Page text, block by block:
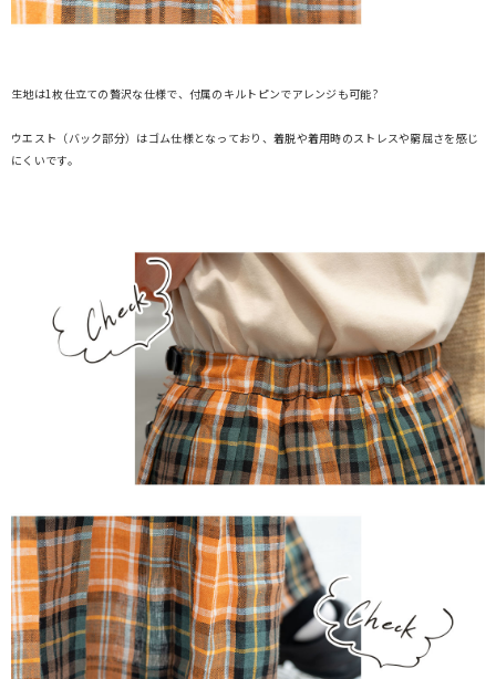
生地は1枚仕立ての贅沢な仕様で、付属のキルトピンでアレンジも可能?
ウエスト（バック部分）はゴム仕様となっており、着脱や着用時のストレスや窮屈さを感じ
にくいです。